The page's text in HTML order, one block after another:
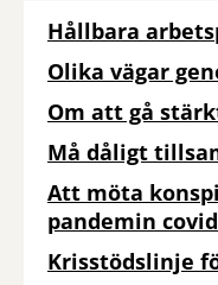
Hållbara
Olika vägar
Om att gå
Må dåligt
Att möta
pandemin
Krisstödslinje